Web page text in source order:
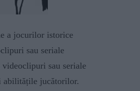
a jocurilor istorice
sau seriale
sau seriale
abilitățile jucătorilor.